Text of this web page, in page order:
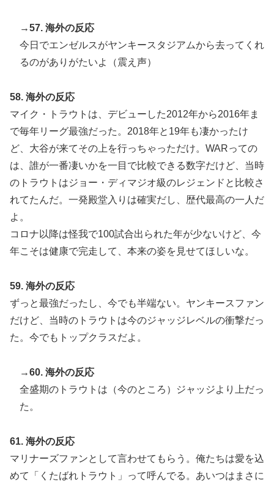
→57. 海外の反応
今日でエンゼルスがヤンキースタジアムから去ってくれ
るのがありがたいよ（震え声）
58. 海外の反応
マイク・トラウトは、デビューした2012年から2016年ま
で毎年リーグ最強だった。2018年と19年も凄かったけ
ど、大谷が来てその上を行っちゃっただけ。WARっての
は、誰が一番凄いかを一目で比較できる数字だけど、当時
のトラウトはジョー・ディマジオ級のレジェンドと比較さ
れてたんだ。一発殿堂入りは確実だし、歴代最高の一人だ
よ。
コロナ以降は怪我で100試合出られた年が少ないけど、今
年こそは健康で完走して、本来の姿を見せてほしいな。
59. 海外の反応
ずっと最強だったし、今でも半端ない。ヤンキースファン
だけど、当時のトラウトは今のジャッジレベルの衝撃だっ
た。今でもトップクラスだよ。
→60. 海外の反応
全盛期のトラウトは（今のところ）ジャッジより上だっ
た。
61. 海外の反応
マリナーズファンとして言わせてもらう。俺たちは愛を込
めて「くたばれトラウト」って呼んでる。あいつはまさに